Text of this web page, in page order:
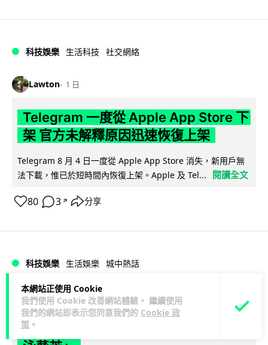
本網站正使用 Cookie
我們使用 Cookie 改善網站體驗。 繼續使用
我們的網站即表示您同意我們的 Cookie 政
策 。
科技娛樂 生活科技 社交網絡
Lawton 1 日
Telegram 一度從 Apple App Store 下
架 官方未解釋原因迅速恢復上架
Telegram 8 月 4 日一度從 Apple App Store 消失，新用戶無
法下載，惟已於短時間內恢復上架。Apple 及 Tel...
閱讀全文
80 3 ↗ 分享
科技娛樂 生活娛樂 城中熱話
Lawton 1 日
葵芳街燈狂閃近 1 小時 網民笑稱「幻彩